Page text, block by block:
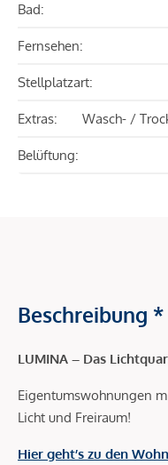
Bad:
Fernsehen:
Stellplatzart:
Extras: Wasch- /
Belüftung:
Beschreibung *
LUMINA – Das
Eigentumswohnungen
Licht und Freiraum!
Hier geht’s zu den